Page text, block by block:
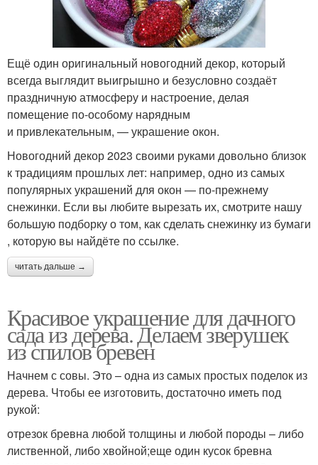
Ещё один оригинальный новогодний декор, который
всегда выглядит выигрышно и безусловно создаёт
праздничную атмосферу и настроение, делая
помещение по‑особому нарядным
и привлекательным, — украшение окон.
Новогодний декор 2023 своими руками довольно близок
к традициям прошлых лет: например, одно из самых
популярных украшений для окон — по‑прежнему
снежинки. Если вы любите вырезать их, смотрите нашу
большую подборку о том, как сделать снежинку из бумаги
, которую вы найдёте по ссылке.
читать дальше →
Красивое украшение для дачного
сада из дерева. Делаем зверушек
из спилов бревен
Начнем с совы. Это – одна из самых простых поделок из
дерева. Чтобы ее изготовить, достаточно иметь под
рукой:
отрезок бревна любой толщины и любой породы – либо
лиственной, либо хвойной;еще один кусок бревна